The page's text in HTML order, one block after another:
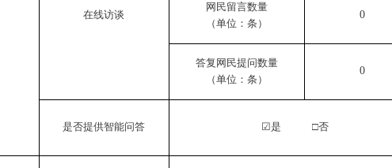
在线访谈
网民留言数量
（单位：条）
0
答复网民提问数量
（单位：条）
0
是否提供智能问答 ☑是 □否